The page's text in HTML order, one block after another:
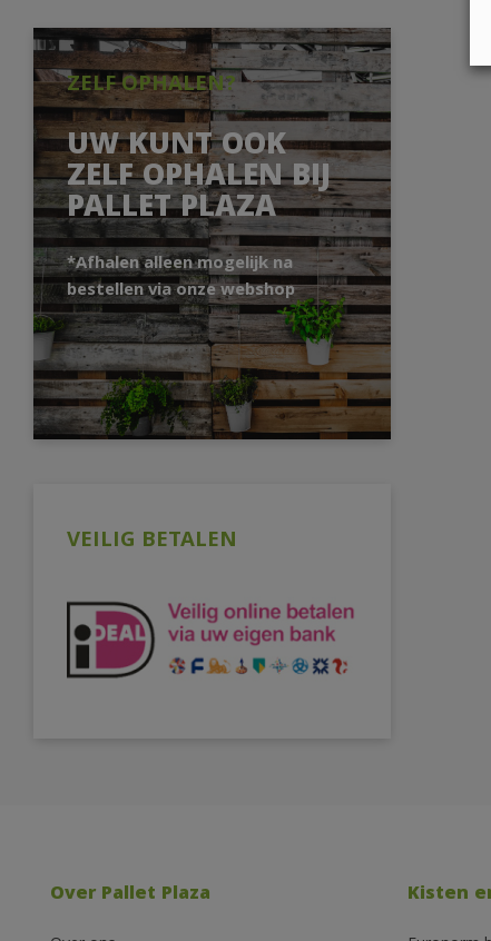
ZELF OPHALEN?
UW KUNT OOK
ZELF OPHALEN BIJ
PALLET PLAZA
*Afhalen alleen mogelijk na
bestellen via onze webshop
VEILIG BETALEN
Over Pallet Plaza Kisten